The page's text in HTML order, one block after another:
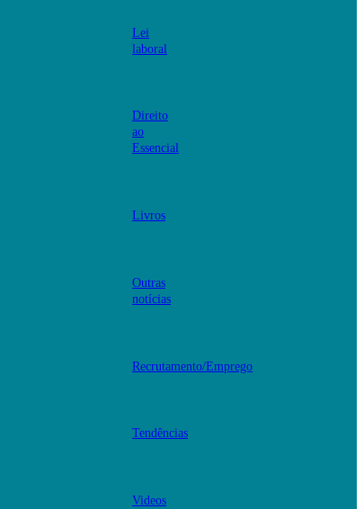
Lei
laboral
Direito
ao
Essencial
Livros
Outras
notícias
Recrutamento/Emprego
Tendências
Videos